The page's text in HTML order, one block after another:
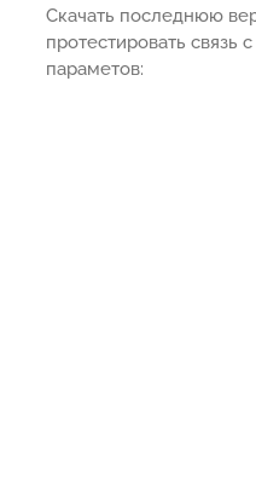
Скачать последнюю
протестировать
параметов: